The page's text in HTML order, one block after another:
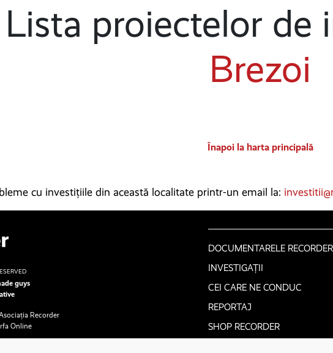
Lista proiectelor de
Brezoi
Înapoi la harta principală
cu investițiile din această localitate printr-un email la:
guys
Recorder
Online
DOCUMENTARELE RECORDER
INVESTIGAȚII
CEI CARE NE CONDUC
REPORTAJ
SHOP RECORDER